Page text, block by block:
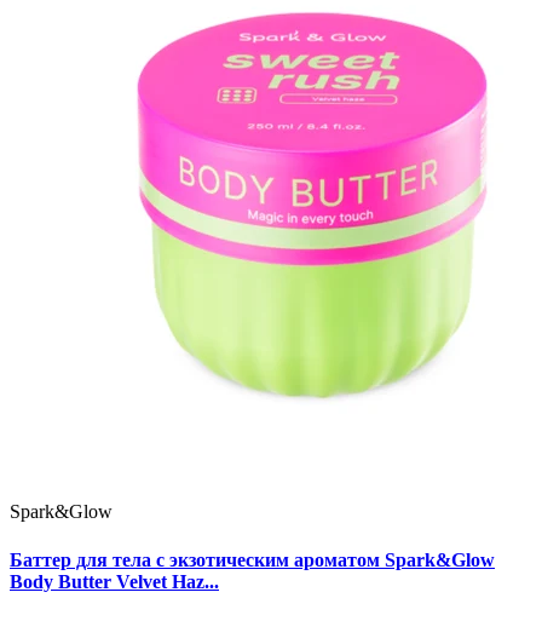
Spark&Glow
Баттер для тела с экзотическим ароматом Spark&Glow
Body Butter Velvet Haz...